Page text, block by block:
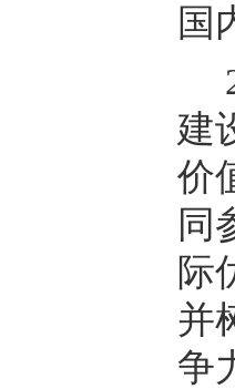
国
建
价
同
际
并
争